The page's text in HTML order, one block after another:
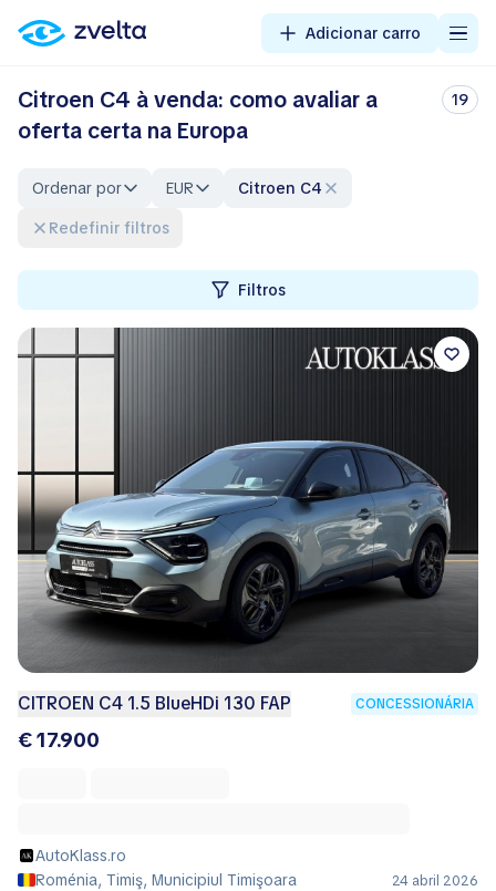
Adicionar carro
Citroen C4 à venda: como avaliar a
oferta certa na Europa
19
Ordenar por EUR
Citroen C4
Redefinir filtros
Filtros
CITROEN C4 1.5 BlueHDi 130 FAP CONCESSIONÁRIA
€ 17.900
AutoKlass.ro
Roménia, Timiş, Municipiul Timişoara
24 abril 2026